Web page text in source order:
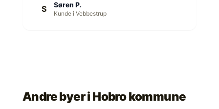
S Søren P.
Kunde i Vebbestrup
Andre byer i Hobro kommune